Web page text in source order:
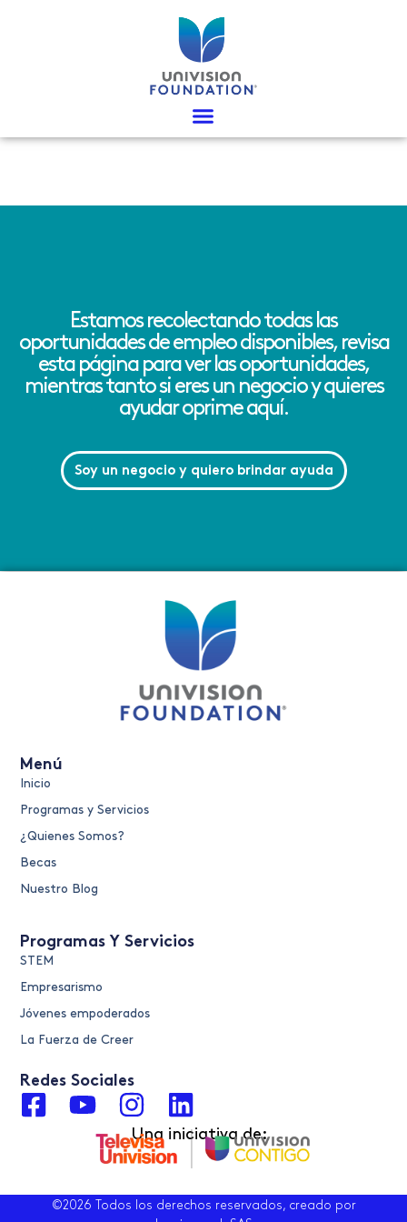
Estamos recolectando todas las
oportunidades de empleo disponibles, revisa
esta página para ver las oportunidades,
mientras tanto si eres un negocio y quieres
ayudar oprime aquí.
Soy un negocio y quiero brindar ayuda
Programas Y Servicios
STEM
Empresarismo
Jóvenes empoderados
La Fuerza de Creer
Menú
Inicio
Programas y Servicios
¿Quienes Somos?
Becas
Nuestro Blog
Redes Sociales
F
Y
o
u
I
n
s
a
L
i
e
Una iniciativa de:
©2026 Todos los derechos reservados, creado por